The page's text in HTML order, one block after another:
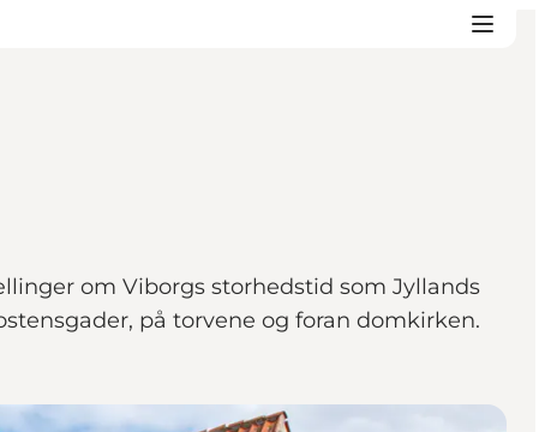
om Viborgs storhedstid som Jyllands
på torvene og foran domkirken.